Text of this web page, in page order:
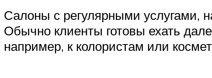
Салоны с регулярными услугами,
Обычно клиенты готовы ехать
например, к колористам или